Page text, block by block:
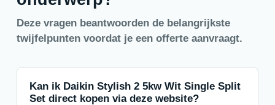
Deze vragen beantwoorden de belangrijkste
twijfelpunten voordat je een offerte aanvraagt.
Kan ik Daikin Stylish 2 5kw Wit Single Split
Set direct kopen via deze website?